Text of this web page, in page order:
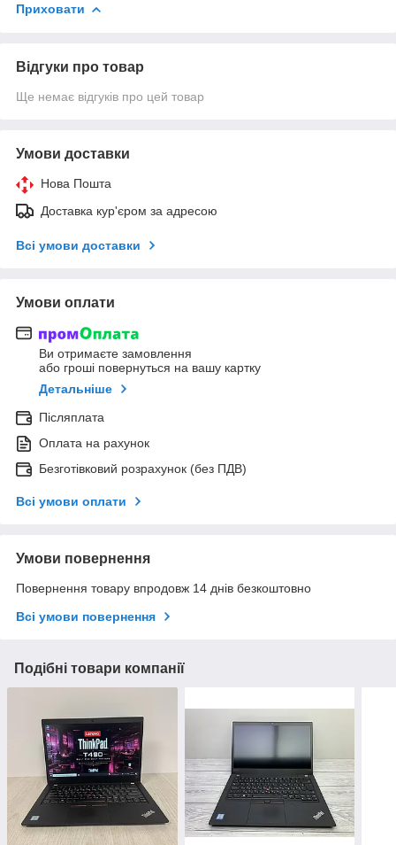
Приховати
Відгуки про товар
Ще немає відгуків про цей товар
Умови доставки
Нова Пошта
Доставка кур'єром за адресою
Всі умови доставки
Умови оплати
Ви отримаєте замовлення
або гроші повернуться на вашу картку
Детальніше
Післяплата
Оплата на рахунок
Безготівковий розрахунок (без ПДВ)
Всі умови оплати
Умови повернення
Повернення товару впродовж 14 днів безкоштовно
Всі умови повернення
Подібні товари компанії